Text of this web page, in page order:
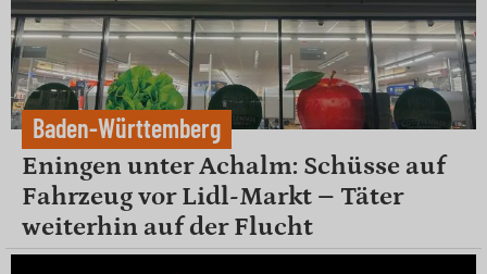
Baden-Württemberg
Eningen unter Achalm: Schüsse auf
Fahrzeug vor Lidl-Markt – Täter
weiterhin auf der Flucht